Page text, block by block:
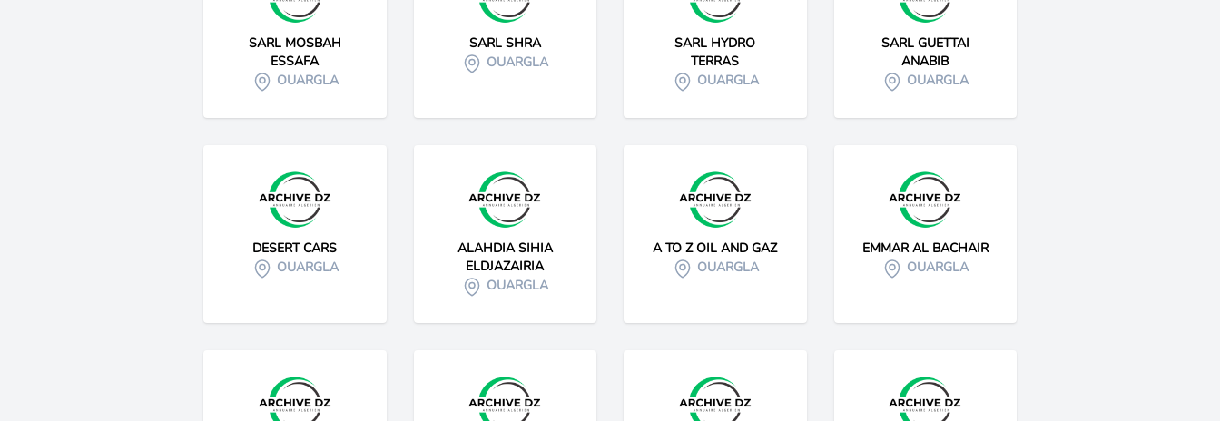
SARL MOSBAH
ESSAFA
OUARGLA
SARL SHRA
OUARGLA
SARL HYDRO
TERRAS
OUARGLA
SARL GUETTAI
ANABIB
OUARGLA
DESERT CARS
OUARGLA
ALAHDIA SIHIA
ELDJAZAIRIA
OUARGLA
A TO Z OIL AND GAZ
OUARGLA
EMMAR AL BACHAIR
OUARGLA